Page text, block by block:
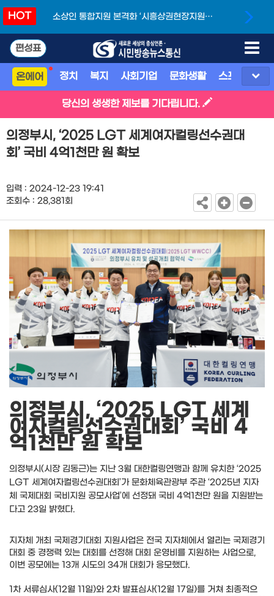
HOT
소상인 통합지원 본격화 ‘시흥상권현장지원단’
편성표
온에어 정치 복지 사회기업 문화생활 스포츠 지
당신의 생생한 제보를 기다립니다.
의정부시, ‘2025 LGT 세계여자컬링선수권대
회’ 국비 4억1천만 원 확보
입력 : 2024-12-23 19:41
조회수 : 28,381회
의정부시, ‘2025 LGT 세계
여자컬링선수권대회’ 국비 4
억1천만 원 확보
의정부시(시장 김동근)는 지난 3월 대한컬링연맹과 함께 유치한 ‘2025
LGT 세계여자컬링선수권대회’가 문화체육관광부 주관 ‘2025년 지자
체 국제대회 국비지원 공모사업’에 선정돼 국비 4억1천만 원을 지원받는
다고 23일 밝혔다.
지자체 개최 국제경기대회 지원사업은 전국 지자체에서 열리는 국제경기
대회 중 경쟁력 있는 대회를 선정해 대회 운영비를 지원하는 사업으로,
이번 공모에는 13개 시도의 34개 대회가 응모했다.
1차 서류심사(12월 11일)와 2차 발표심사(12월 17일)를 거쳐 최종적으